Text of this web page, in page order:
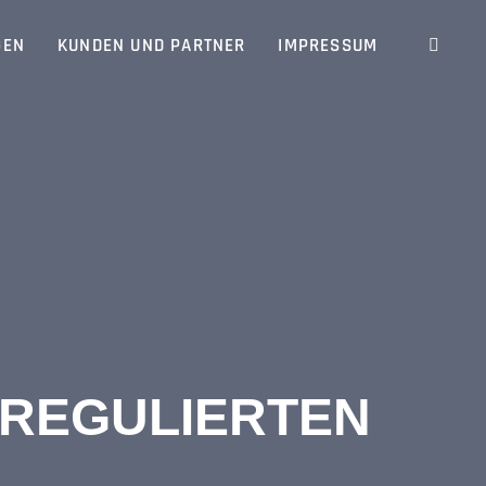
KUNDEN UND PARTNER IMPRESSUM